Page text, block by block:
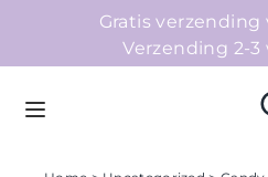
Gratis verzending
Verzending 2-